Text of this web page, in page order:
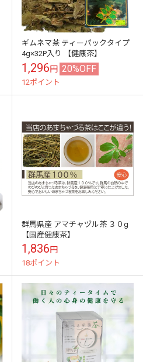
ギムネマ茶 ティーパックタイプ
4g×32P入り 【健康茶】
1,296円 20%OFF
12ポイント
群馬県産 アマチャヅル茶 ３０g
【国産健康茶】
1,836円
18ポイント